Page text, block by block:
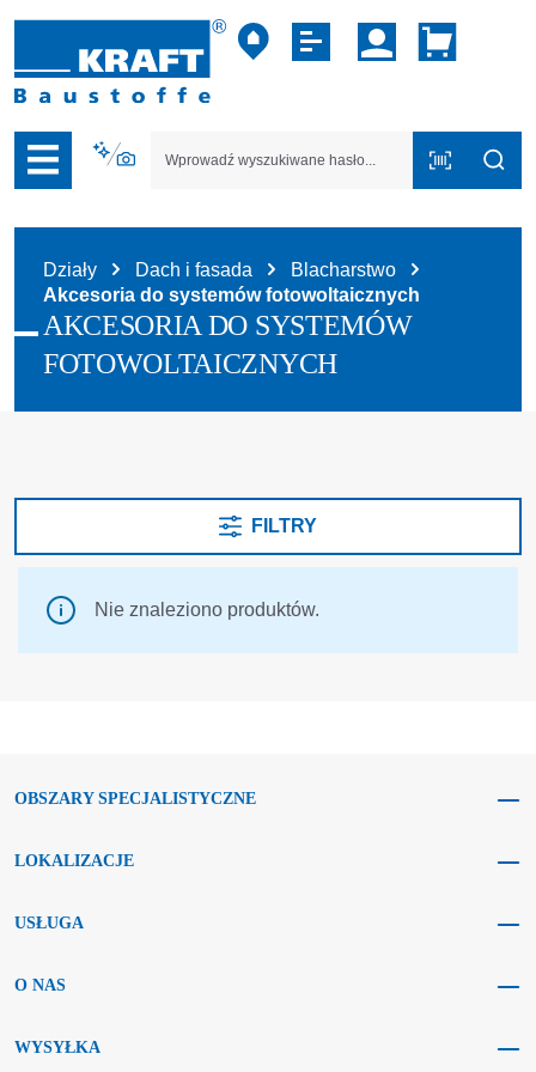
do nawigacji na platformie B2B
Działy Dach i fasada
Blacharstwo
Akcesoria do systemów fotowoltaicznych
AKCESORIA DO SYSTEMÓW
FOTOWOLTAICZNYCH
FILTRY
Nie znaleziono produktów.
OBSZARY SPECJALISTYCZNE
LOKALIZACJE
USŁUGA
O NAS
WYSYŁKA